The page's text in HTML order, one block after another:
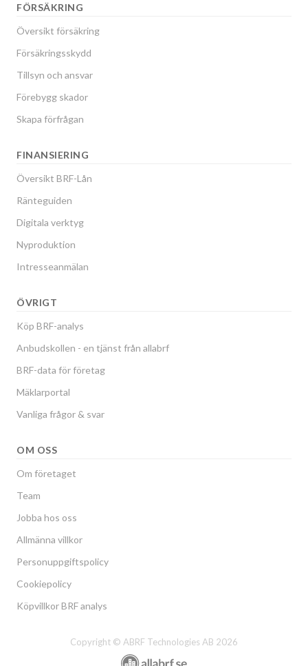
FÖRSÄKRING
Översikt försäkring
Försäkringsskydd
Tillsyn och ansvar
Förebygg skador
Skapa förfrågan
FINANSIERING
Översikt BRF-Lån
Ränteguiden
Digitala verktyg
Nyproduktion
Intresseanmälan
ÖVRIGT
Köp BRF-analys
Anbudskollen - en tjänst från allabrf
BRF-data för företag
Mäklarportal
Vanliga frågor & svar
OM OSS
Om företaget
Team
Jobba hos oss
Allmänna villkor
Personuppgiftspolicy
Cookiepolicy
Köpvillkor BRF analys
Copyright © ABRF Technologies AB 2026